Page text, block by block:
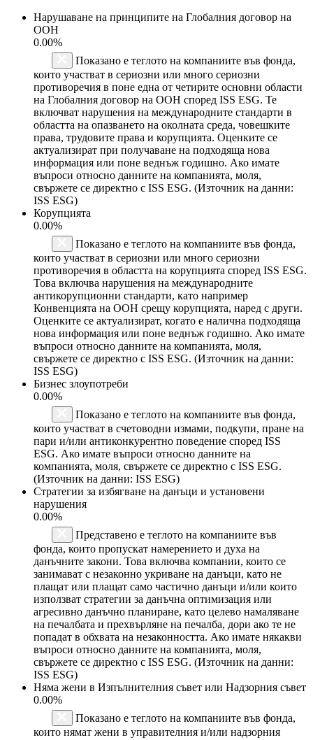
Нарушаване на принципите на Глобалния договор на
ООН
0.00%
Показано е теглото на компаниите във фонда,
които участват в сериозни или много сериозни
противоречия в поне една от четирите основни области
на Глобалния договор на ООН според ISS ESG. Те
включват нарушения на международните стандарти в
областта на опазването на околната среда, човешките
права, трудовите права и корупцията. Оценките се
актуализират при получаване на подходяща нова
информация или поне веднъж годишно. Ако имате
въпроси относно данните на компанията, моля,
свържете се директно с ISS ESG. (Източник на данни:
ISS ESG)
Корупцията
0.00%
Показано е теглото на компаниите във фонда,
които участват в сериозни или много сериозни
противоречия в областта на корупцията според ISS ESG.
Това включва нарушения на международните
антикорупционни стандарти, като например
Конвенцията на ООН срещу корупцията, наред с други.
Оценките се актуализират, когато е налична подходяща
нова информация или поне веднъж годишно. Ако имате
въпроси относно данните на компанията, моля,
свържете се директно с ISS ESG. (Източник на данни:
ISS ESG)
Бизнес злоупотреби
0.00%
Показано е теглото на компаниите във фонда,
които участват в счетоводни измами, подкупи, пране на
пари и/или антиконкурентно поведение според ISS
ESG. Ако имате въпроси относно данните на
компанията, моля, свържете се директно с ISS ESG.
(Източник на данни: ISS ESG)
Стратегии за избягване на данъци и установени
нарушения
0.00%
Представено е теглото на компаниите във
фонда, които пропускат намерението и духа на
данъчните закони. Това включва компании, които се
занимават с незаконно укриване на данъци, като не
плащат или плащат само частично данъци и/или които
използват стратегии за данъчна оптимизация или
агресивно данъчно планиране, като целево намаляване
на печалбата и прехвърляне на печалба, дори ако те не
попадат в обхвата на незаконността. Ако имате някакви
въпроси относно данните на компанията, моля,
свържете се директно с ISS ESG. (Източник на данни:
ISS ESG)
Няма жени в Изпълнителния съвет или Надзорния съвет
0.00%
Показано е теглото на компаниите във фонда,
които нямат жени в управителния и/или надзорния